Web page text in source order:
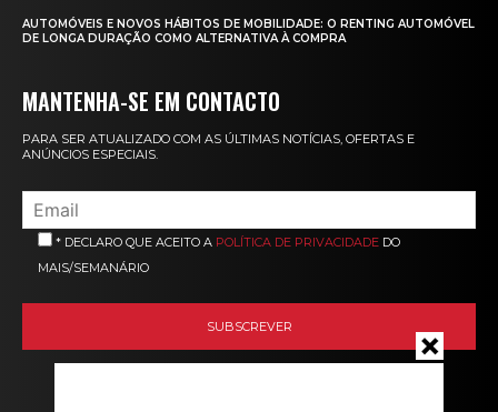
AUTOMÓVEIS E NOVOS HÁBITOS DE MOBILIDADE: O RENTING AUTOMÓVEL
DE LONGA DURAÇÃO COMO ALTERNATIVA À COMPRA
MANTENHA-SE EM CONTACTO
PARA SER ATUALIZADO COM AS ÚLTIMAS NOTÍCIAS, OFERTAS E
ANÚNCIOS ESPECIAIS.
* DECLARO QUE ACEITO A POLÍTICA DE PRIVACIDADE DO
MAIS/SEMANÁRIO